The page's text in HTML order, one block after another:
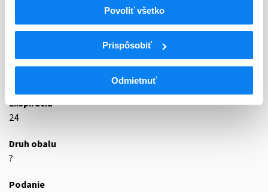
Povoliť všetko
Prispôsobiť
Odmietnuť
Cytostatiká
L01XX
Iné cytostatiká
Nirogacestat
Exspirácia
24
Druh obalu
?
Podanie